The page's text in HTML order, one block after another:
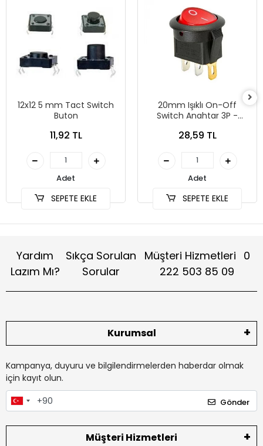
12x12 5 mm Tact Switch
Buton
11,92 TL
Adet
SEPETE EKLE
20mm Işıklı On-Off
Switch Anahtar 3P -
28,59 TL
Adet
SEPETE EKLE
Yardım
Lazım Mı?
Sıkça Sorulan
Sorular
Müşteri Hizmetleri 0
222 503 85 09
Kurumsal
Kampanya, duyuru ve bilgilendirmelerden haberdar olmak
için kayıt olun.
Gönder
Müşteri Hizmetleri